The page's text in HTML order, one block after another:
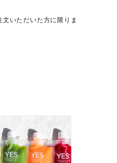
いただいた方に限りま